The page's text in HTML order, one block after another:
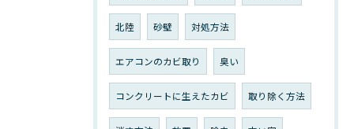
北陸 砂壁 対処方法
エアコンのカビ取り 臭い
コンクリートに生えたカビ 取り除く方法